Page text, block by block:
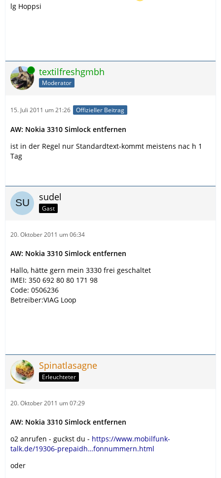
lg Hoppsi
Online textilfreshgmbh
Moderator
15. Juli 2011 um 21:26 Offizieller Beitrag
AW: Nokia 3310 Simlock entfernen
ist in der Regel nur Standardtext-kommt meistens nac h 1
Tag
sudel
Gast
20. Oktober 2011 um 06:34
AW: Nokia 3310 Simlock entfernen
Hallo, hätte gern mein 3330 frei geschaltet
IMEI: 350 692 80 80 171 98
Code: 0506236
Betreiber:VIAG Loop
Spinatlasagne
Erleuchteter
20. Oktober 2011 um 07:29
AW: Nokia 3310 Simlock entfernen
o2 anrufen - guckst du - https://www.mobilfunk-
talk.de/19306-prepaidh…fonnummern.html
oder